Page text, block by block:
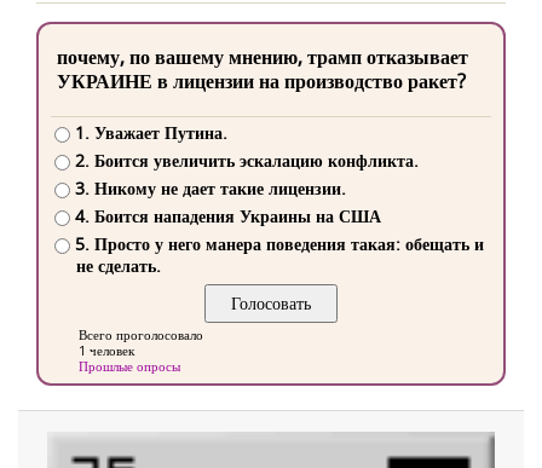
почему, по вашему мнению, трамп отказывает
УКРАИНЕ в лицензии на производство ракет?
1. Уважает Путина.
2. Боится увеличить эскалацию конфликта.
3. Никому не дает такие лицензии.
4. Боится нападения Украины на США
5. Просто у него манера поведения такая: обещать и
не сделать.
Всего проголосовало
1 человек
Прошлые опросы